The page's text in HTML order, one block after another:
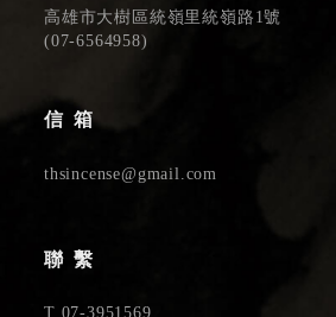
高雄市大樹區統嶺里統嶺路1號
(07-6564958)
信箱
thsincense@gmail.com
聯繫
T 07-3951569